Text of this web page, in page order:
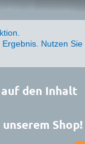
Nutzen Sie
den Inhalt
Shop!